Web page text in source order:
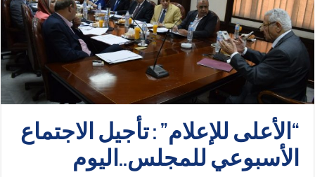
“الأعلى للإعلام” : تأجيل الاجتماع
الأسبوعي للمجلس..اليوم